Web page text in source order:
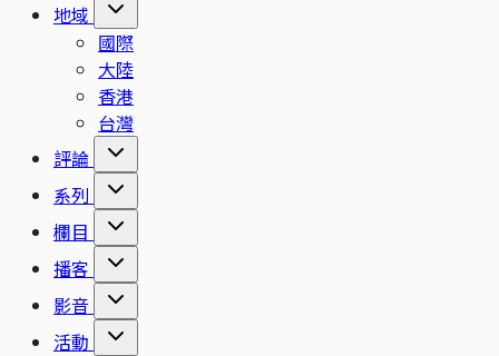
地域
國際
大陸
香港
台灣
評論
系列
欄目
播客
影音
活動